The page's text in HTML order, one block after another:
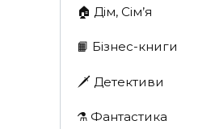
🏠 Дім, Сім’я
📙 Бізнес-книги
🗡 Детективи
⚗️ Фантастика